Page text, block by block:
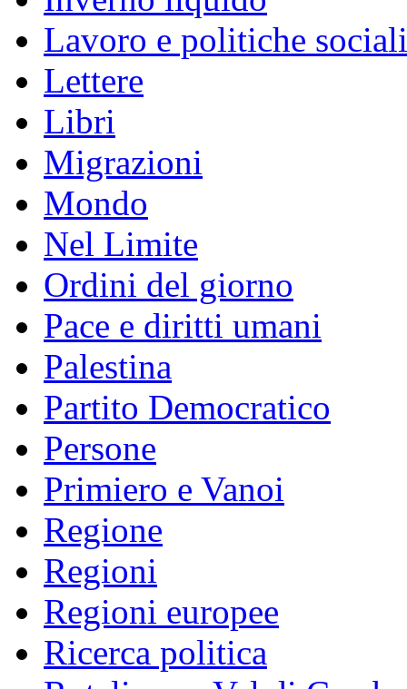
Lavoro e politiche sociali
Lettere
Libri
Migrazioni
Mondo
Nel Limite
Ordini del giorno
Pace e diritti umani
Palestina
Partito Democratico
Persone
Primiero e Vanoi
Regione
Regioni
Regioni europee
Ricerca politica